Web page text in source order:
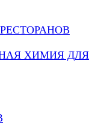
ХИМИЯ ДЛЯ